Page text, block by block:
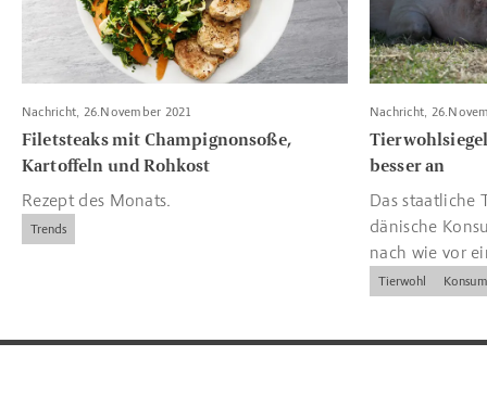
Nachricht, 26.November 2021
Filetsteaks mit Champignonsoße,
Kartoffeln und Rohkost
Rezept des Monats.
Trends
Nachricht,
besser an
Das staatliche
dänische
nach wie vor
und
Tierwohl